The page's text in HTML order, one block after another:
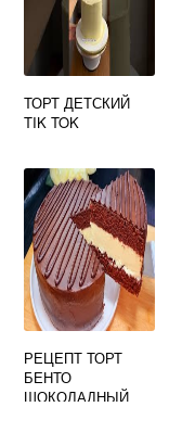
ТОРТ ДЕТСКИЙ
TIK TOK
РЕЦЕПТ ТОРТ
БЕНТО
ШОКОЛАДНЫЙ